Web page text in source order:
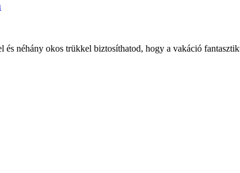
néhány okos trükkel biztosíthatod, hogy a vakáció